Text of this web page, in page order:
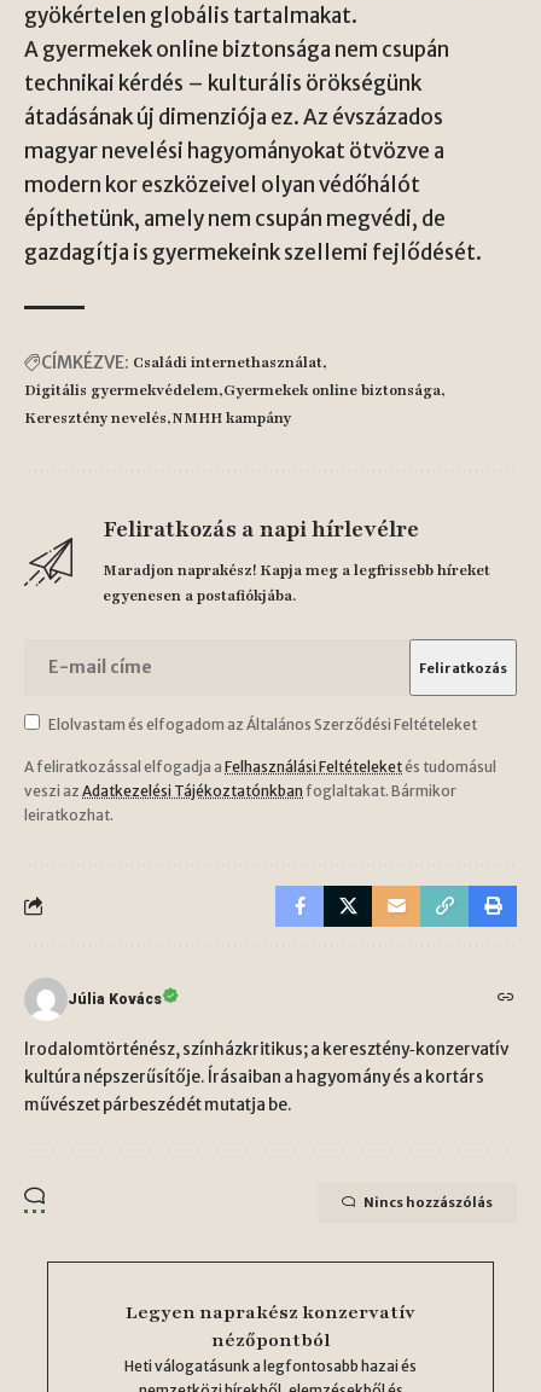
gyökértelen globális tartalmakat.
A gyermekek online biztonsága nem csupán
technikai kérdés – kulturális örökségünk
átadásának új dimenziója ez. Az évszázados
magyar nevelési hagyományokat ötvözve a
modern kor eszközeivel olyan védőhálót
építhetünk, amely nem csupán megvédi, de
gazdagítja is gyermekeink szellemi fejlődését.
CÍMKÉZVE: Családi internethasználat
Digitális gyermekvédelem Gyermekek online biztonsága
Keresztény nevelés NMHH kampány
Feliratkozás a napi hírlevélre
Maradjon naprakész! Kapja meg a legfrissebb híreket
egyenesen a postafiókjába.
Elolvastam és elfogadom az Általános Szerződési Feltételeket
A feliratkozással elfogadja a Felhasználási Feltételeketés tudomásul
veszi az Adatkezelési Tájékoztatónkban foglaltakat. Bármikor
leiratkozhat.
Júlia Kovács
Irodalomtörténész, színházkritikus; a keresztény‑konzervatív
kultúra népszerűsítője. Írásaiban a hagyomány és a kortárs
művészet párbeszédét mutatja be.
Nincs hozzászólás
Legyen naprakész konzervatív
nézőpontból
Heti válogatásunk a legfontosabb hazai és